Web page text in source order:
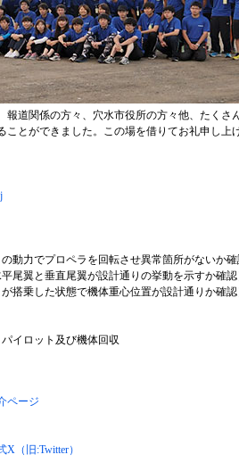
報道関係の方々、穴水市役所の方々他、たくさ
ことができました。この場を借りてお礼申し上
動力でプロペラを回転させ異常箇所がないか確
尾翼と垂直尾翼が設計通りの挙動を示すか確認
搭乗した状態で機体重心位置が設計通りか確認
イロット及び機体回収
ページ
（旧:Twitter）